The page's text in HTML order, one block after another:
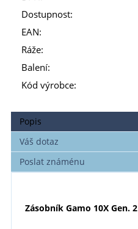
Dostupnost:
EAN:
Ráže:
Balení:
Kód výrobce:
Popis
Váš dotaz
Poslat známénu
Zásobník Gamo 10X Gen. 2